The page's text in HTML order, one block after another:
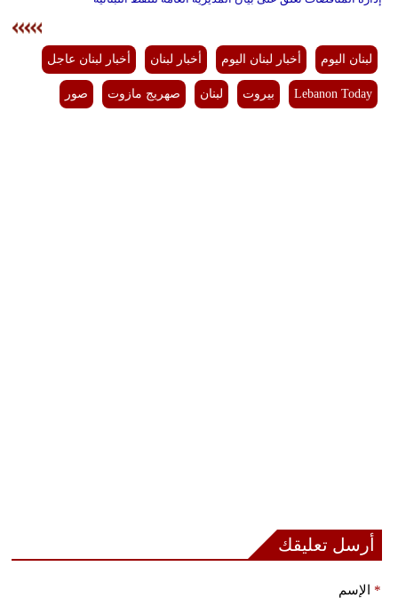
لبنان اليوم أخبار لبنان اليوم أخبار لبنان أخبار لبنان عاجل
Lebanon Today بيروت لبنان صهريج مازوت صور
أرسل تعليقك
الإسم *